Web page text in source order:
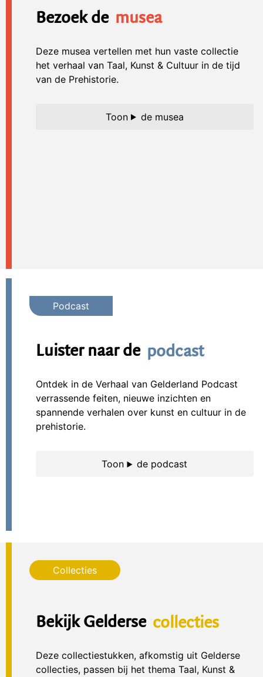
Bezoek de musea
Deze musea vertellen met hun vaste collectie
het verhaal van Taal, Kunst & Cultuur in de tijd
van de Prehistorie.
de musea
Luister naar de podcast
Ontdek in de Verhaal van Gelderland Podcast
verrassende feiten, nieuwe inzichten en
spannende verhalen over kunst en cultuur in de
prehistorie.
de podcast
Bekijk Gelderse collecties
Deze collectiestukken, afkomstig uit Gelderse
collecties, passen bij het thema Taal, Kunst &